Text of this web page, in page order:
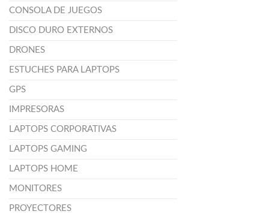
CONSOLA DE JUEGOS
DISCO DURO EXTERNOS
DRONES
ESTUCHES PARA LAPTOPS
GPS
IMPRESORAS
LAPTOPS CORPORATIVAS
LAPTOPS GAMING
LAPTOPS HOME
MONITORES
PROYECTORES